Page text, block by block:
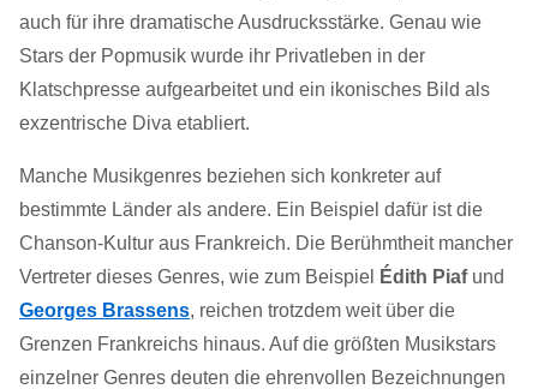
auch für ihre dramatische Ausdrucksstärke. Genau wie
Stars der Popmusik wurde ihr Privatleben in der
Klatschpresse aufgearbeitet und ein ikonisches Bild als
exzentrische Diva etabliert.
Manche Musikgenres beziehen sich konkreter auf
bestimmte Länder als andere. Ein Beispiel dafür ist die
Chanson-Kultur aus Frankreich. Die Berühmtheit mancher
Vertreter dieses Genres, wie zum Beispiel
Édith Piafund
Georges Brassens, reichen trotzdem weit über die
Grenzen Frankreichs hinaus. Auf die größten Musikstars
einzelner Genres deuten die ehrenvollen Bezeichnungen